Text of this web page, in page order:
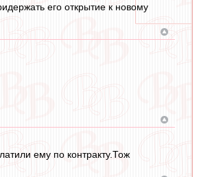
его открытие к новому
ему по контракту.Тож